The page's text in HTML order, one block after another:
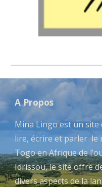
A Propos
Mina Lingo est un
lire, écrire et parler le
Togo en Afrique de
Idrissou, le site offre
divers aspects de la